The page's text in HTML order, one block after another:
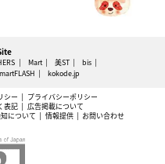
Mart 美ST
bis
kokode.jp
シー
プライバシーポリシー
表記
広告掲載について
について 情報提供 お問い合わせ